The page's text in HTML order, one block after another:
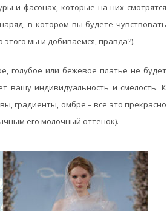
и фасонах, которые на них смотрятся
в котором вы будете чувствовать
мы и добиваемся, правда?).
голубое или бежевое платье не будет
вашу индивидуальность и смелость. К
градиенты, омбре – все это прекрасно
его молочный оттенок).